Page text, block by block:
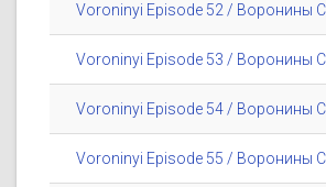
Voroninyi Episode 52 / Воронины
Voroninyi Episode 53 / Воронины
Voroninyi Episode 54 / Воронины
Voroninyi Episode 55 / Воронины